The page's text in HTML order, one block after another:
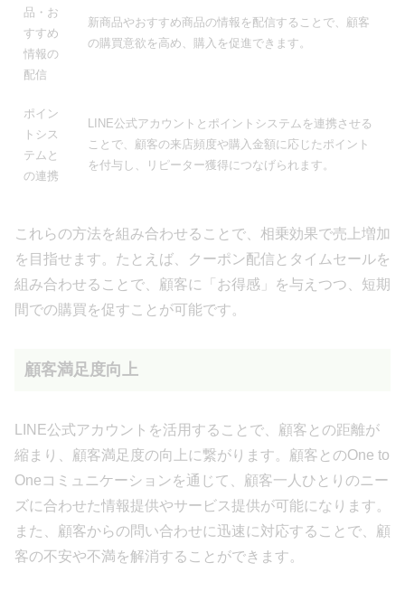
品・お
すすめ
情報の
配信
新商品やおすすめ商品の情報を配信することで、顧客
の購買意欲を高め、購入を促進できます。
ポイン
トシス
テムと
の連携
LINE公式アカウントとポイントシステムを連携させる
ことで、顧客の来店頻度や購入金額に応じたポイント
を付与し、リピーター獲得につなげられます。
これらの方法を組み合わせることで、相乗効果で売上増加
を目指せます。たとえば、クーポン配信とタイムセールを
組み合わせることで、顧客に「お得感」を与えつつ、短期
間での購買を促すことが可能です。
顧客満足度向上
LINE公式アカウントを活用することで、顧客との距離が
縮まり、顧客満足度の向上に繋がります。顧客とのOne to
Oneコミュニケーションを通じて、顧客一人ひとりのニー
ズに合わせた情報提供やサービス提供が可能になります。
また、顧客からの問い合わせに迅速に対応することで、顧
客の不安や不満を解消することができます。